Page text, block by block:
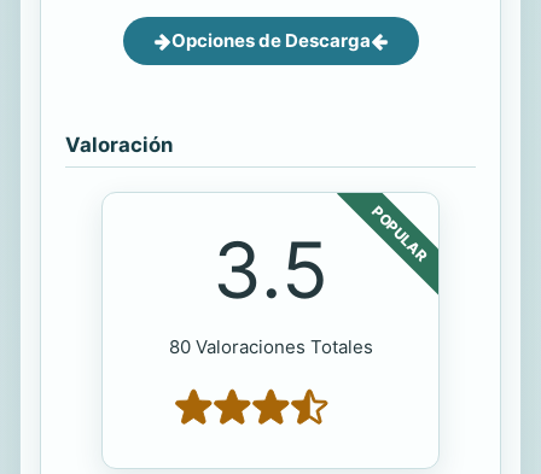
Opciones de Descarga
Valoración
POPULAR
3.5
80 Valoraciones Totales